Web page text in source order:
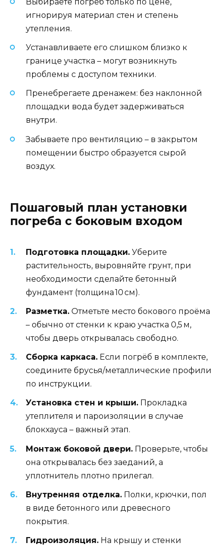
игнорируя материал стен и степень
утепления.
Устанавливаете его слишком близко к
границе участка – могут возникнуть
проблемы с доступом техники.
Пренебрегаете дренажем: без наклонной
площадки вода будет задерживаться
внутри.
Забываете про вентиляцию – в закрытом
помещении быстро образуется сырой
воздух.
Пошаговый план установки
погреба с боковым входом
Подготовка площадки. Уберите
растительность, выровняйте грунт, при
необходимости сделайте бетонный
фундамент (толщина 10 см).
Разметка. Отметьте место бокового проёма
– обычно от стенки к краю участка 0,5 м,
чтобы дверь открывалась свободно.
Сборка каркаса. Если погрёб в комплекте,
соедините брусья/металлические профили
по инструкции.
Установка стен и крыши. Прокладка
утеплителя и пароизоляции в случае
блокхауса – важный этап.
Монтаж боковой двери. Проверьте, чтобы
она открывалась без заеданий, а
уплотнитель плотно прилегал.
Внутренняя отделка. Полки, крючки, пол
в виде бетонного или древесного
покрытия.
Гидроизоляция. На крышу и стенки